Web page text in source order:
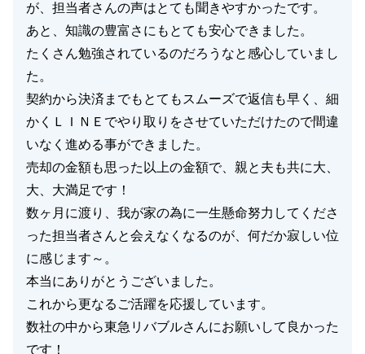
が、担当者さんの声はとても聞きやすかったです。
あと、知識の豊富さにもとても安心できました。
たくさん勉強されているのだろうなと感心していまし
た。
契約から決済までもとてもスムーズで返信も早く、細
かくＬＩＮＥでやり取りをさせていただけたので間違
いなく進める事ができました。
売却の金額も思った以上の金額で、親と夫も共に大、
大、大満足です！
数ヶ月に渡り、我が家の為に一生懸命努力してくださ
った担当者さんと会えなくなるのが、何だか寂しい位
に感じます～。
本当にありがとうございました。
これから更なるご活躍を応援しています。
数社の中から東急リバブルさんにお願いして良かった
です！